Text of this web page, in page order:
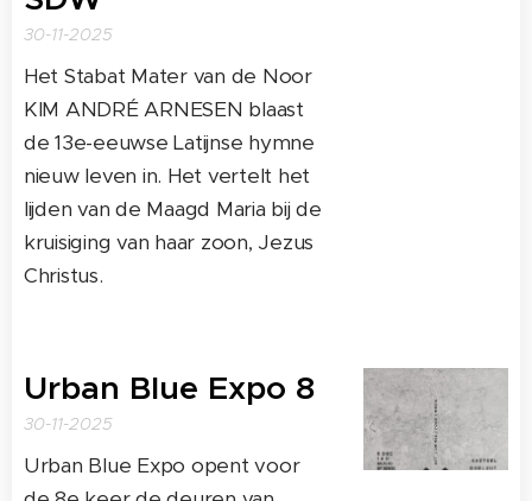
30-11-2025
Het Stabat Mater van de Noor
KIM ANDRÉ ARNESEN blaast
de 13e-eeuwse Latijnse hymne
nieuw leven in. Het vertelt het
lijden van de Maagd Maria bij de
kruisiging van haar zoon, Jezus
Christus.
Urban Blue Expo 8
30-11-2025
Urban Blue Expo opent voor